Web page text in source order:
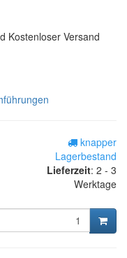
Kostenloser Versand
knapper
Lagerbestand
Lieferzeit: 2 - 3
Werktage